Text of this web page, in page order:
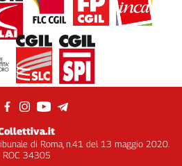
di Roma, n.41 del 13 maggio 2020.
ROC 34305